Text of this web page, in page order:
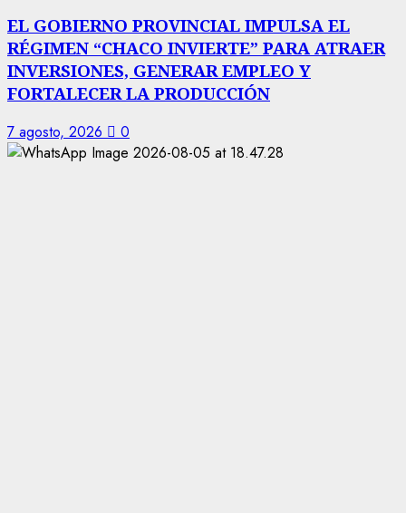
EL GOBIERNO PROVINCIAL IMPULSA EL
RÉGIMEN “CHACO INVIERTE” PARA ATRAER
INVERSIONES, GENERAR EMPLEO Y
FORTALECER LA PRODUCCIÓN
7 agosto, 2026 0